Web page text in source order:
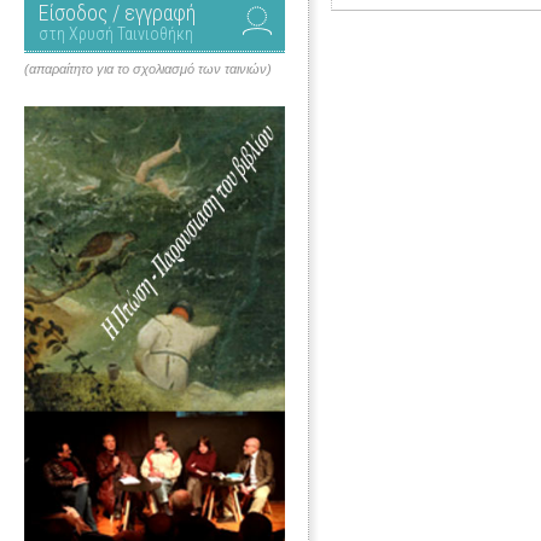
Είσοδος / εγγραφή
στη Χρυσή Ταινιοθήκη
(απαραίτητο για το σχολιασμό των ταινιών)